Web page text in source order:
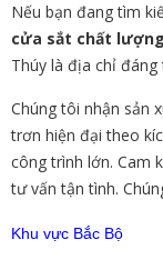
Nếu bạn đang tìm
cửa sắt chất
Thúy là địa chỉ đáng
Chúng tôi nhận sản
trơn hiện đại theo
công trình lớn. Cam
tư vấn tận tình.
Khu vực Bắc Bộ